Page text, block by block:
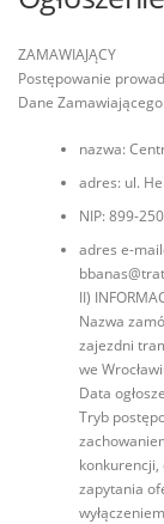
AKTUALNOŚCI
ZAMAWIAJĄCY
Postępowanie
Dane
nazwa:
adres: ul.
NIP: 899-
adres e-
II)
Nazwa
zajezdni
we
Data
Tryb
zapytania